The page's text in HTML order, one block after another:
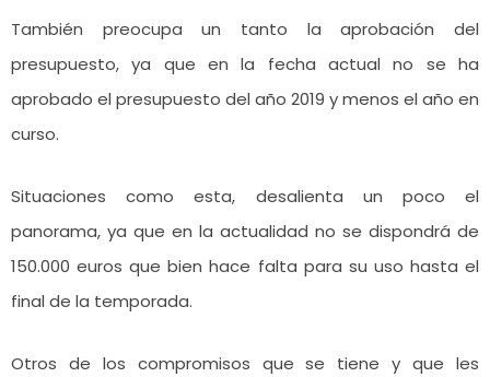
También preocupa un tanto la aprobación del
presupuesto, ya que en la fecha actual no se ha
aprobado el presupuesto del año 2019 y menos el año en
curso.
Situaciones como esta, desalienta un poco el
panorama, ya que en la actualidad no se dispondrá de
150.000 euros que bien hace falta para su uso hasta el
final de la temporada.
Otros de los compromisos que se tiene y que les